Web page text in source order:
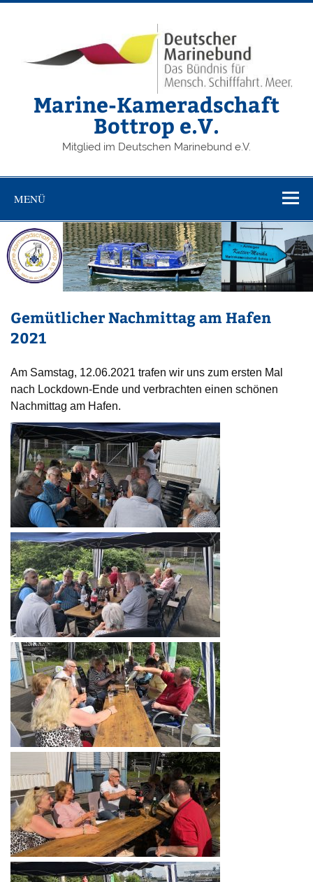
Zum
Marine-Kameradschaft
Bottrop e.V.
Mitglied im Deutschen Marinebund e.V.
MENÜ
Gemütlicher Nachmittag am Hafen
2021
Am Samstag, 12.06.2021 trafen wir uns zum ersten Mal
nach Lockdown-Ende und verbrachten einen schönen
Nachmittag am Hafen.